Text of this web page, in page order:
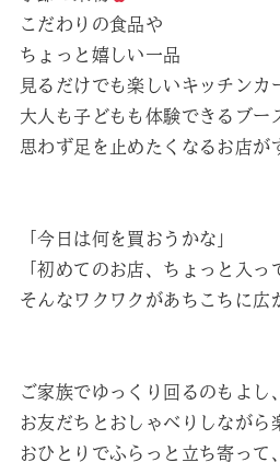
こだわりの食品や
ちょっと嬉しい一品
見るだけでも楽しいキッチンカ
大人も子どもも体験できるブー
思わず足を止めたくなるお店が
「今日は何を買おうかな」
「初めてのお店、ちょっと入っ
そんなワクワクがあちこちに広
ご家族でゆっくり回るのもよし、
お友だちとおしゃべりしながら
おひとりでふらっと立ち寄って、